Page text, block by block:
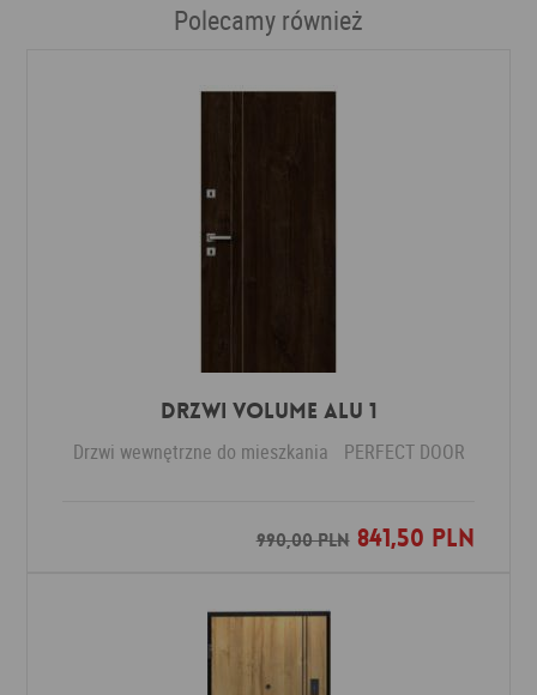
Polecamy również
Drzwi VOLUME ALU 1
Drzwi wewnętrzne do mieszkania PERFECT DOOR
990,00 PLN841,50 PLN
Dodaj do ulubionych